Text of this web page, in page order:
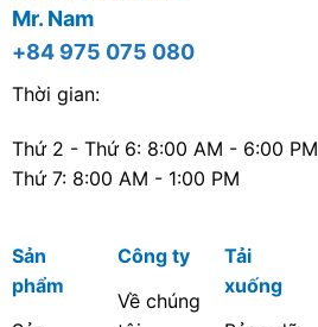
Mr. Nam
+84 975 075 080
Thời gian:
Thứ 2 - Thứ 6: 8:00 AM - 6:00 PM
Thứ 7: 8:00 AM - 1:00 PM
Sản
phẩm
Công ty
Về chúng
Tải
xuống